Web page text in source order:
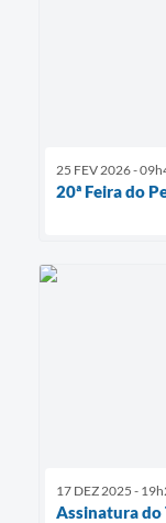
25 FEV 2026 -
20ª Feira do
17 DEZ 2025 -
Assinatura do